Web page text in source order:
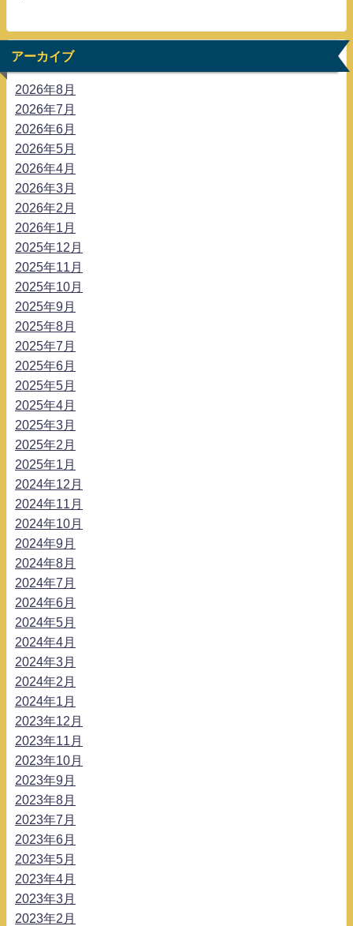
アーカイブ
2026年8月
2026年7月
2026年6月
2026年5月
2026年4月
2026年3月
2026年2月
2026年1月
2025年12月
2025年11月
2025年10月
2025年9月
2025年8月
2025年7月
2025年6月
2025年5月
2025年4月
2025年3月
2025年2月
2025年1月
2024年12月
2024年11月
2024年10月
2024年9月
2024年8月
2024年7月
2024年6月
2024年5月
2024年4月
2024年3月
2024年2月
2024年1月
2023年12月
2023年11月
2023年10月
2023年9月
2023年8月
2023年7月
2023年6月
2023年5月
2023年4月
2023年3月
2023年2月